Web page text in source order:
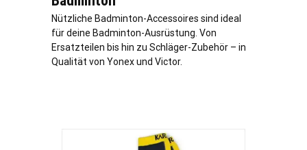
Nützliche Badminton-Accessoires sind ideal
für deine Badminton-Ausrüstung. Von
Ersatzteilen bis hin zu Schläger-Zubehör – in
Qualität von Yonex und Victor.